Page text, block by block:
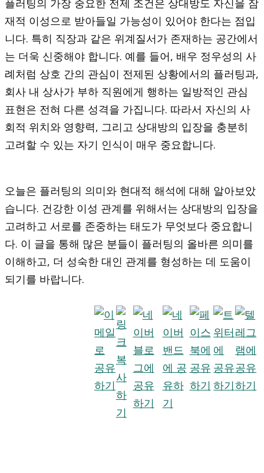
재적 이성으로 받아들일 가능성이 있어야 한다는 점입
니다. 특히 직장과 같은 위계질서가 존재하는 공간에서
는 더욱 신중해야 합니다. 예를 들어, 배우 정우성의 사
례처럼 상호 간의 관심이 전제된 상황에서의 플러팅과,
회사 내 상사가 부하 직원에게 행하는 일방적인 관심
표현은 전혀 다른 성격을 가집니다. 따라서 자신의 사
회적 위치와 영향력, 그리고 상대방의 입장을 충분히
고려할 수 있는 자기 인식이 매우 중요합니다.
오늘은 플러팅의 의미와 현대적 해석에 대해 알아보았
습니다. 건강한 이성 관계를 위해서는 상대방의 입장을
고려하고 서로를 존중하는 태도가 무엇보다 중요합니
다. 이 글을 통해 많은 분들이 플러팅의 올바른 의미를
이해하고, 더 성숙한 대인 관계를 형성하는 데 도움이
되기를 바랍니다.